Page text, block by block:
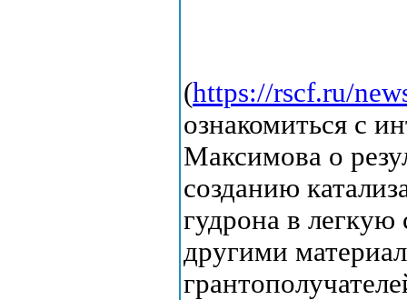
(https://rscf.ru/
ознакомиться с
Максимова о
созданию
гудрона в
другими